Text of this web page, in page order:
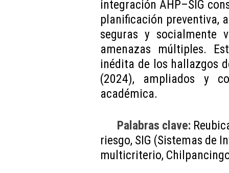
integración AHP–SIG
planificación preventiva,
seguras y socialmente
amenazas múltiples.
inédita de los hallazgos
(2024), ampliados y
académica.
Palabras clave:
riesgo, SIG (Sistemas de
multicriterio,